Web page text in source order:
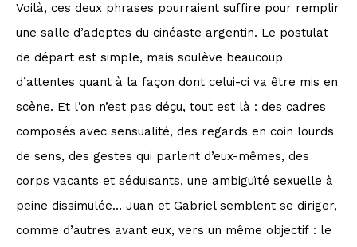
Voilà, ces deux phrases pourraient suffire pour remplir
une salle d’adeptes du cinéaste argentin. Le postulat
de départ est simple, mais soulève beaucoup
d’attentes quant à la façon dont celui-ci va être mis en
scène. Et l’on n’est pas déçu, tout est là : des cadres
composés avec sensualité, des regards en coin lourds
de sens, des gestes qui parlent d’eux-mêmes, des
corps vacants et séduisants, une ambiguïté sexuelle à
peine dissimulée… Juan et Gabriel semblent se diriger,
comme d’autres avant eux, vers un même objectif : le